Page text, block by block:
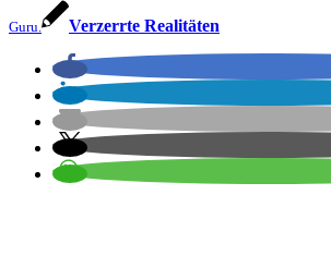
Guru. Verzerrte Realitäten